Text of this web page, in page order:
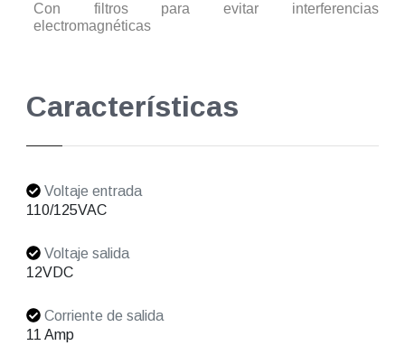
Con filtros para evitar interferencias
electromagnéticas
Características
Voltaje entrada
110/125VAC
Voltaje salida
12VDC
Corriente de salida
11 Amp